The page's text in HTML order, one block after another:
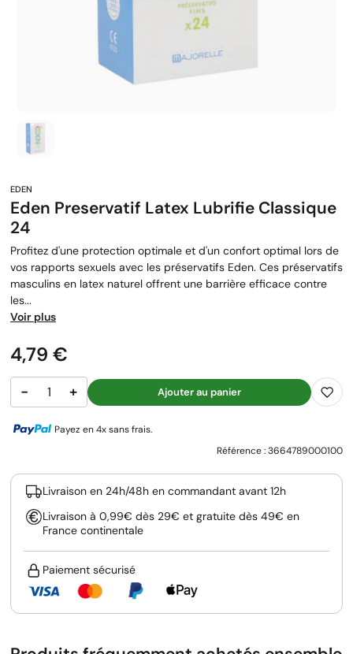
Eden Preservatif Latex Lubrifie Classique
24
Profitez d'une protection optimale et d'un confort optimal lors de
vos rapports sexuels avec les préservatifs Eden. Ces préservatifs
masculins en latex naturel offrent une barrière efficace contre
les...
Voir plus
Prix
4,79 €
− + Ajouter au panier
Payez en 4x sans frais.
Référence :3664789000100
Livraison en 24h/48h en commandant avant 12h
Livraison à 0,99€ dès 29€ et gratuite dès 49€ en
France continentale
Paiement sécurisé